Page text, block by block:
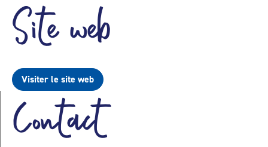
Site web
Visiter le site web
Contact